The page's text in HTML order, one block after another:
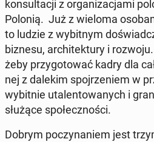
kon­sul­ta­cji z or­ga­ni­za­cja­mi
Polonią. Już z wieloma
to ludzie z wy­bit­nym
biznesu, ar­chi­tek­tu­ry i rozwoju.
żeby przy­go­to­wać kadry dla
nej z dalekim spoj­rze­niem w
wy­bit­nie uta­len­to­wa­nych i
służące spo­łecz­no­ści.
Dobrym po­czy­na­niem jest